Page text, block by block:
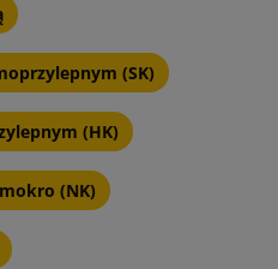
(SK)
(HK)
(NK)